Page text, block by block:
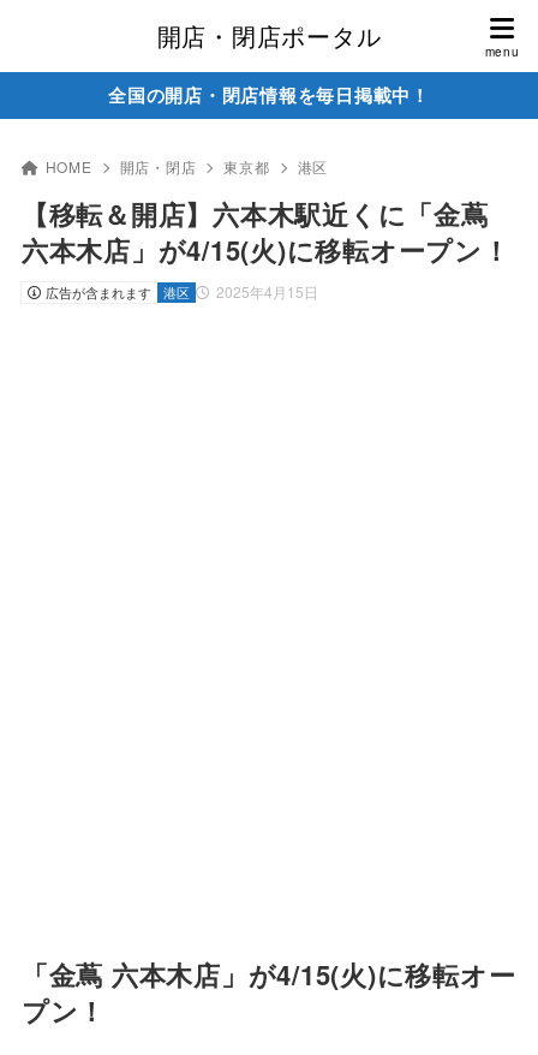
開店・閉店ポータル
全国の開店・閉店情報を毎日掲載中！
HOME 開店・閉店 東京都 港区
【移転＆開店】六本木駅近くに「金蔦
六本木店」が4/15(火)に移転オープン！
広告が含まれます 港区 2025年4月15日
「金蔦 六本木店」が4/15(火)に移転オー
プン！